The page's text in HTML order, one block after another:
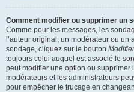
Comment modifier ou supprimer un
Comme pour les messages, les
l’auteur original, un modérateur ou un
sondage, cliquez sur le bouton Modifier
toujours celui auquel est associé le
peut modifier une option ou supprimer
modérateurs et les administrateurs
pour empêcher le trucage en